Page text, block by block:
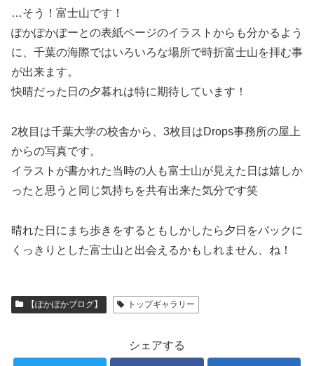
…そう！富士山です！
ぽかぽかぽーとの表紙ページのイラストからも分かるよう
に、千葉の海際ではいろいろな場所で時折富士山を拝む事
が出来ます。
快晴だった日の夕暮れは特に期待しています！
2枚目は千葉大学の校舎から、3枚目はDrops事務所の屋上
からの写真です。
イラストが書かれた当時の人も富士山が見えた日は嬉しか
ったと思うと同じ気持ちを共有出来た気分です笑
晴れた日にまち歩きをするともしかしたら夕日をバックに
くっきりとした富士山と出会えるかもしれません、ね！
【ぽかぽかブログ】 トップギャラリー
シェアする